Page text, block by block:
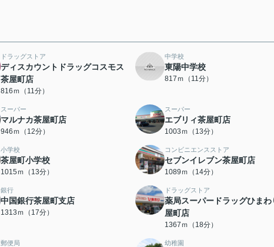
ドラッグストア
ディスカウントドラッグコスモス
茶屋町店
816ｍ（11分）
中学校
東陽中学校
817ｍ（11分）
スーパー
マルナカ茶屋町店
946ｍ（12分）
スーパー
エブリィ茶屋町店
1003ｍ（13分）
小学校
茶屋町小学校
1015ｍ（13分）
コンビニエンスストア
セブンイレブン茶屋町店
1089ｍ（14分）
銀行
中国銀行茶屋町支店
1313ｍ（17分）
ドラッグストア
薬局スーパードラッグひまわ
屋町店
1367ｍ（18分）
郵便局 幼稚園